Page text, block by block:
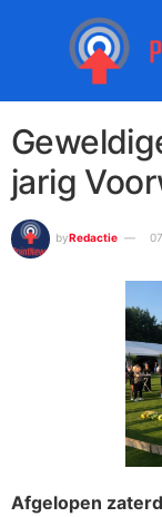
jarig
byRedactie
Afgelopen